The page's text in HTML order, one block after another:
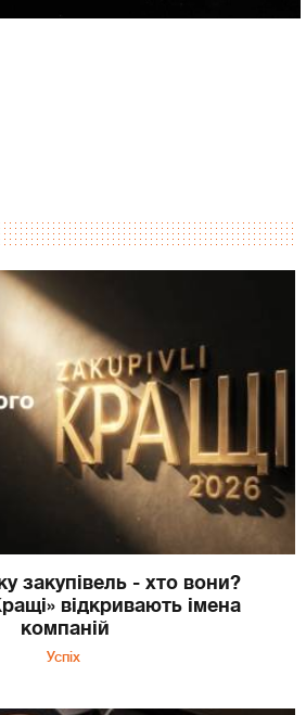
закупівель - хто вони?
відкривають імена
компаній
Успіх